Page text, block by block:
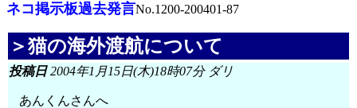
ネコ掲示板過去発言No.1200-200401-87
＞猫の海外渡航について
投稿日2004年1月15日(木)18時07分 ダリ
あんくんさんへ